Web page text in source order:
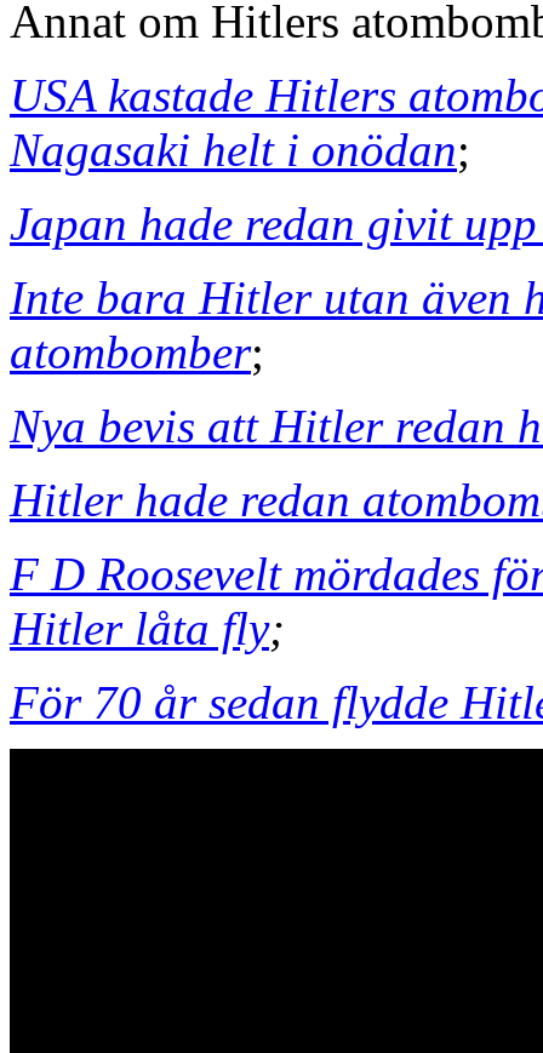
Annat om Hitlers
USA kastade Hitlers
Nagasaki helt i onödan;
Japan hade redan givit
Inte bara Hitler utan även
atombomber;
Nya bevis att Hitler redan
Hitler hade redan
F D Roosevelt mördades
Hitler låta fly;
För 70 år sedan flydde